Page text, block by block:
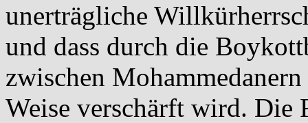
unerträgliche
und dass durch die
zwischen
Weise verschärft wird. Die